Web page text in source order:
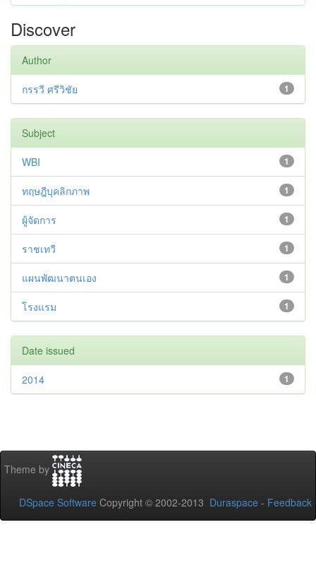
Discover
Author
1
กรรวี ศรีวิชัย
Subject
1
WBI
1
ทฤษฎีบุคลิกภาพ
1
ผู้จัดการ
1
ราชเทวี
1
แผนพัฒนาตนเอง
1
โรงแรม
Date issued
1
2014
Theme by
DSpace Software Copyright © 2002-2013 Duraspace - Feedback